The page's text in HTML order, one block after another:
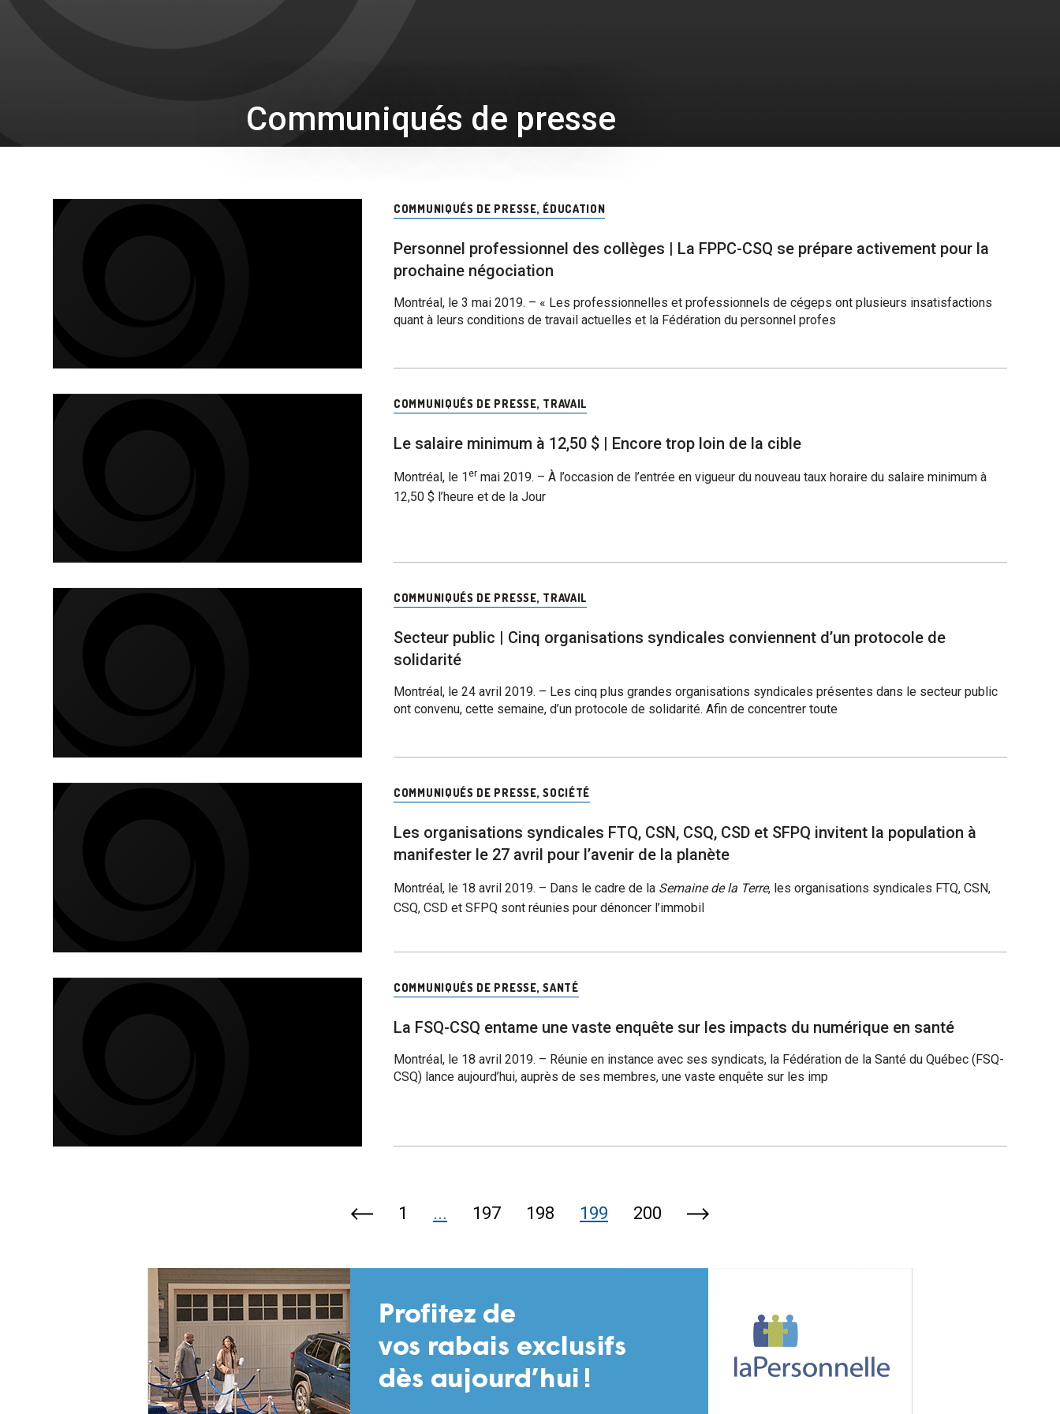
Communiqués de presse
COMMUNIQUÉS DE PRESSE, ÉDUCATION
Personnel professionnel des collèges | La FPPC-CSQ se prépare activement pour la
prochaine négociation
Montréal, le 3 mai 2019. – « Les professionnelles et professionnels de cégeps ont plusieurs insatisfactions
quant à leurs conditions de travail actuelles et la Fédération du personnel profes
COMMUNIQUÉS DE PRESSE, TRAVAIL
Le salaire minimum à 12,50 $ | Encore trop loin de la cible
Montréal, le 1 er mai 2019. – À l’occasion de l’entrée en vigueur du nouveau taux horaire du salaire minimum à
12,50 $ l’heure et de la Jour
COMMUNIQUÉS DE PRESSE, TRAVAIL
Secteur public | Cinq organisations syndicales conviennent d’un protocole de
solidarité
Montréal, le 24 avril 2019. – Les cinq plus grandes organisations syndicales présentes dans le secteur public
ont convenu, cette semaine, d’un protocole de solidarité. Afin de concentrer toute
COMMUNIQUÉS DE PRESSE,SOCIÉTÉ
Les organisations syndicales FTQ, CSN, CSQ, CSD et SFPQ invitent la population à
manifester le 27 avril pour l’avenir de la planète
Montréal, le 18 avril 2019. – Dans le cadre de la Semaine de la Terre, les organisations syndicales FTQ, CSN,
CSQ, CSD et SFPQ sont réunies pour dénoncer l’immobil
COMMUNIQUÉS DE PRESSE,SANTÉ
La FSQ-CSQ entame une vaste enquête sur les impacts du numérique en santé
Montréal, le 18 avril 2019. – Réunie en instance avec ses syndicats, la Fédération de la Santé du Québec (FSQ-
CSQ) lance aujourd’hui, auprès de ses membres, une vaste enquête sur les imp
Page
1 ... 197 198 199 200
Page